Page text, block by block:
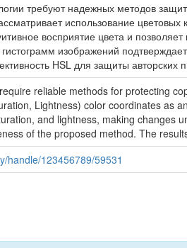
требуют надежных методов
использование
восприятие цвета и
изображений
HSL для защиты авторских
reliable methods for protecting
Lightness) color coordinates as
and lightness, making changes
of the proposed method. The
handle/123456789/59531